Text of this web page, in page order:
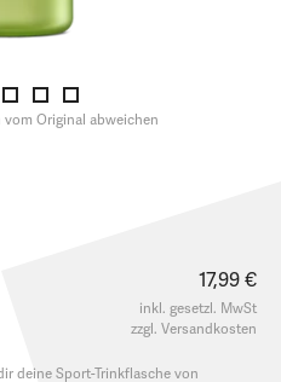
Original abweichen
17,99 €
inkl. gesetzl. MwSt
zzgl. Versandkosten
deine Sport-Trinkflasche von